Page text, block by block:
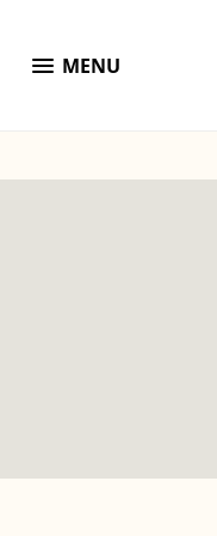
menu MENU